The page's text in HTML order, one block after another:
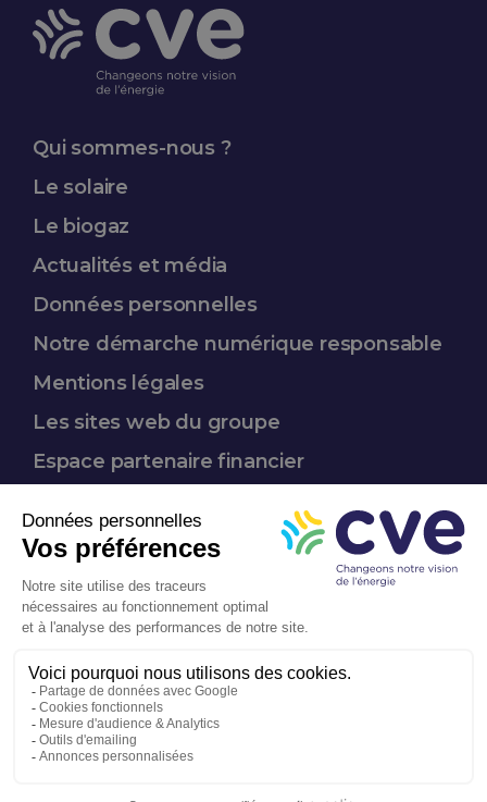
Qui sommes-nous ?
Le solaire
Le biogaz
Actualités et média
Données personnelles
Notre démarche numérique responsable
Mentions légales
Les sites web du groupe
Espace partenairefinancier
Entrepriseà mission